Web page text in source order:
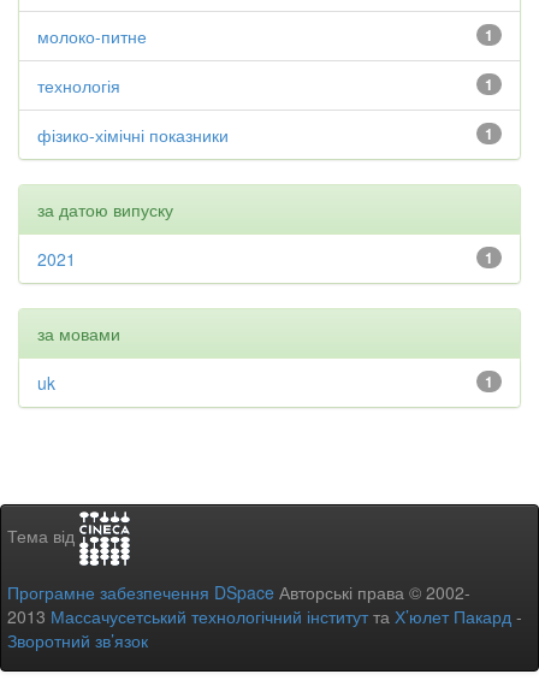
1
молоко-питне
1
технологія
1
фізико-хімічні показники
за датою випуску
1
2021
за мовами
1
uk
Тема від
Програмне забезпечення DSpace Авторські права © 2002-
2013 Массачусетський технологічний інститутта Х’юлет Пакард -
Зворотний зв’язок